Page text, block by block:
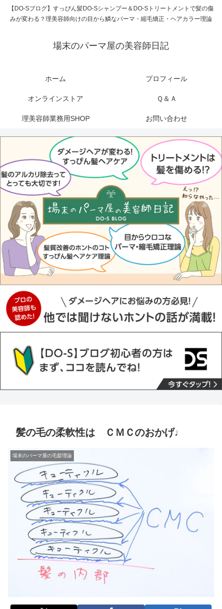
【DO-Sブログ】すっぴん髪DO-Sシャンプー＆DO-Sトリートメントで髪の傷
みが変わる？理美容師向けの目から鱗なパーマ・縮毛矯正・ヘアカラー理論
場末のパーマ屋の美容師日記
ホーム プロフィール
オンラインストア Ｑ＆Ａ
理美容師業務用SHOP お問い合わせ
髪の毛の柔軟性は ＣＭＣのおかげ♩
場末のパーマ屋の毛髪理論